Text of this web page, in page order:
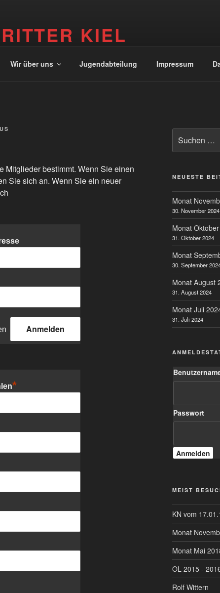
KIEL
Wir über uns Jugendabteilung Impressum
Mitglieder bestimmt. Wenn Sie einen
Sie sich an. Wenn Sie ein neuer
*
nach:
NEUESTE
Monat
30. November 2024
Monat
31. Oktober 2024
Monat
30. September
Monat August
31. August 2024
Monat Juli
31. Juli 2024
Passwort
MEIST
KN vom
Monat
Monat Mai
OL 2015 -
Rolf Wittern